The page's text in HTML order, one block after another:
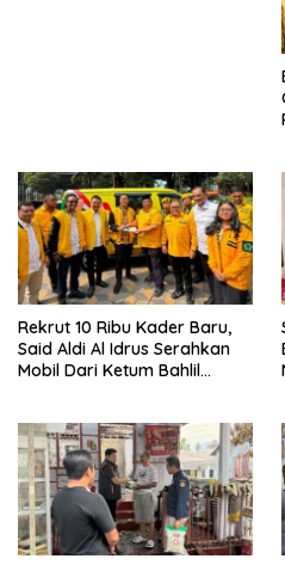
Rekrut 10 Ribu Kader Baru,
Said Aldi Al Idrus Serahkan
Mobil Dari Ketum Bahlil